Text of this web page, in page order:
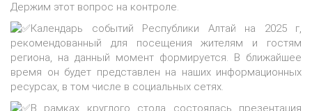
Держим этот вопрос на контроле.
Календарь событий Республики Алтай на 2025 г,
рекомендованный для посещения жителям и гостям
региона, на данный момент формируется. В ближайшее
время он будет представлен на наших информационных
ресурсах, в том числе в социальных сетях.
В рамках круглого стола состоялась презентация